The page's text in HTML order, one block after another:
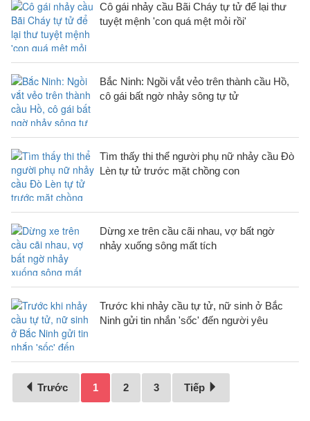
Cô gái nhảy cầu Bãi Cháy tự tử để lại thư
tuyệt mệnh 'con quá mệt mỏi rồi'
Bắc Ninh: Ngồi vắt vẻo trên thành cầu Hồ,
cô gái bất ngờ nhảy sông tự tử
Tìm thấy thi thể người phụ nữ nhảy cầu Đò
Lèn tự tử trước mặt chồng con
Dừng xe trên cầu cãi nhau, vợ bất ngờ
nhảy xuống sông mất tích
Trước khi nhảy cầu tự tử, nữ sinh ở Bắc
Ninh gửi tin nhắn 'sốc' đến người yêu
Trước 1 2 3 Tiếp